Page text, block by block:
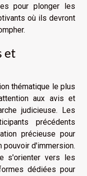
pour plonger les
où ils devront
et
thématique le plus
aux avis et
judicieuse. Les
précédents
précieuse pour
pouvoir d'immersion.
s'orienter vers les
dédiées pour